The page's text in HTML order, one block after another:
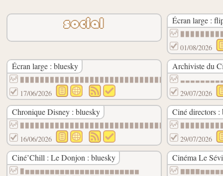
social Écran large :
01/08/2026
Écran large : bluesky
17/06/2026
Archiviste du
29/07/2026
Chronique Disney : bluesky
16/06/2026
Ciné directors :
29/07/2026
Ciné’Chill : Le Donjon : bluesky
▉▆▆▆▆▆▆▆▆▆▆▆▆▆▆▆▆▆▆▆▆▆▆▆
Cinéma Le